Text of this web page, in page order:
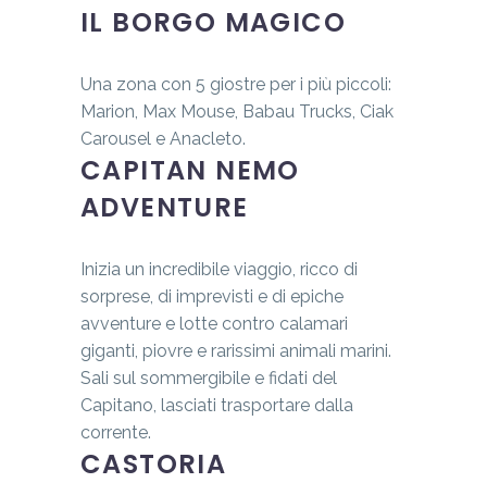
IL BORGO MAGICO
Una zona con 5 giostre per i più piccoli:
Marion, Max Mouse, Babau Trucks, Ciak
Carousel e Anacleto.
CAPITAN NEMO
ADVENTURE
Inizia un incredibile viaggio, ricco di
sorprese, di imprevisti e di epiche
avventure e lotte contro calamari
giganti, piovre e rarissimi animali marini.
Sali sul sommergibile e fidati del
Capitano, lasciati trasportare dalla
corrente.
CASTORIA